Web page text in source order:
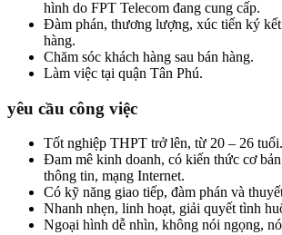
hình do FPT Telecom đang cung cấp.
Đàm phán, thương lượng, xúc tiến ký
hàng.
Chăm sóc khách hàng sau bán hàng.
Làm việc tại quận Tân Phú.
yêu cầu công việc
Tốt nghiệp THPT trở lên, từ 20 – 26 tuổi.
Đam mê kinh doanh, có kiến thức cơ
thông tin, mạng Internet.
Có kỹ năng giao tiếp, đàm phán và
Nhanh nhẹn, linh hoạt, giải quyết tình
Ngoại hình dễ nhìn, không nói ngọng,